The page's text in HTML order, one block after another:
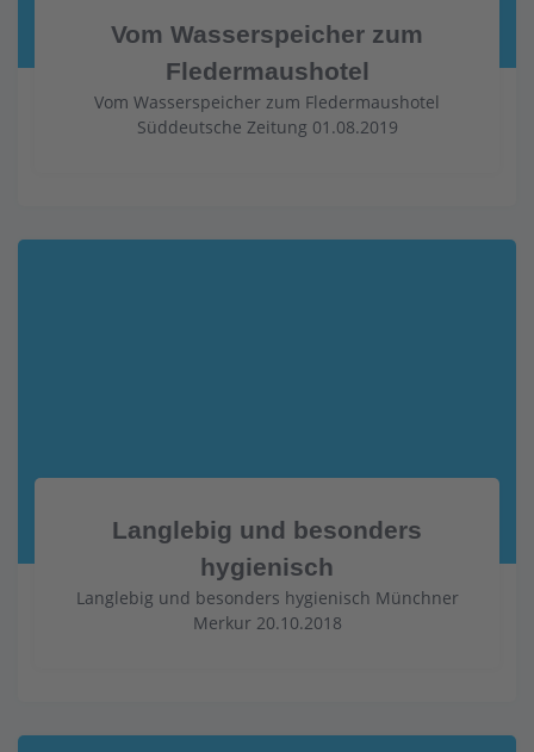
Vom Wasserspeicher zum
Fledermaushotel
Vom Wasserspeicher zum Fledermaushotel
Süddeutsche Zeitung 01.08.2019
Langlebig und besonders
hygienisch
Langlebig und besonders hygienisch Münchner
Merkur 20.10.2018